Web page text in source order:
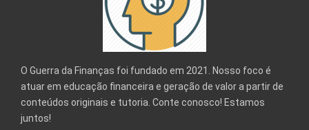
O Guerra da Finanças foi fundado em 2021. Nosso foco é
atuar em educação financeira e geração de valor a partir de
conteúdos originais e tutoria. Conte conosco! Estamos
juntos!